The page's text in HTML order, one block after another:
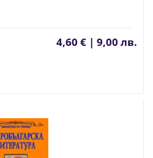
4,60 € | 9,00 лв.